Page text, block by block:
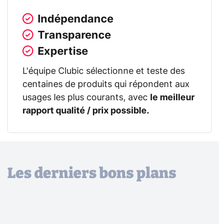
Indépendance
Transparence
Expertise
L'équipe Clubic sélectionne et teste des
centaines de produits qui répondent aux
usages les plus courants, avec
le meilleur
rapport qualité / prix possible.
Les derniers bons plans